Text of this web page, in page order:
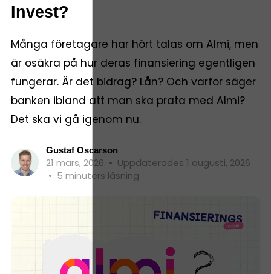
Invest?
Många företagare har hört talas om Almi, men
är osäkra på hur deras finansiering egentligen
fungerar. Är det bidrag? Lån? Och varför säger
banken ibland att man ska prata med Almi?
Det ska vi gå igenom nu.
Gustaf Oscarson
21 mars, 2026 • Uppdaterades 1 augusti, 2026
• 5 minuters läsning